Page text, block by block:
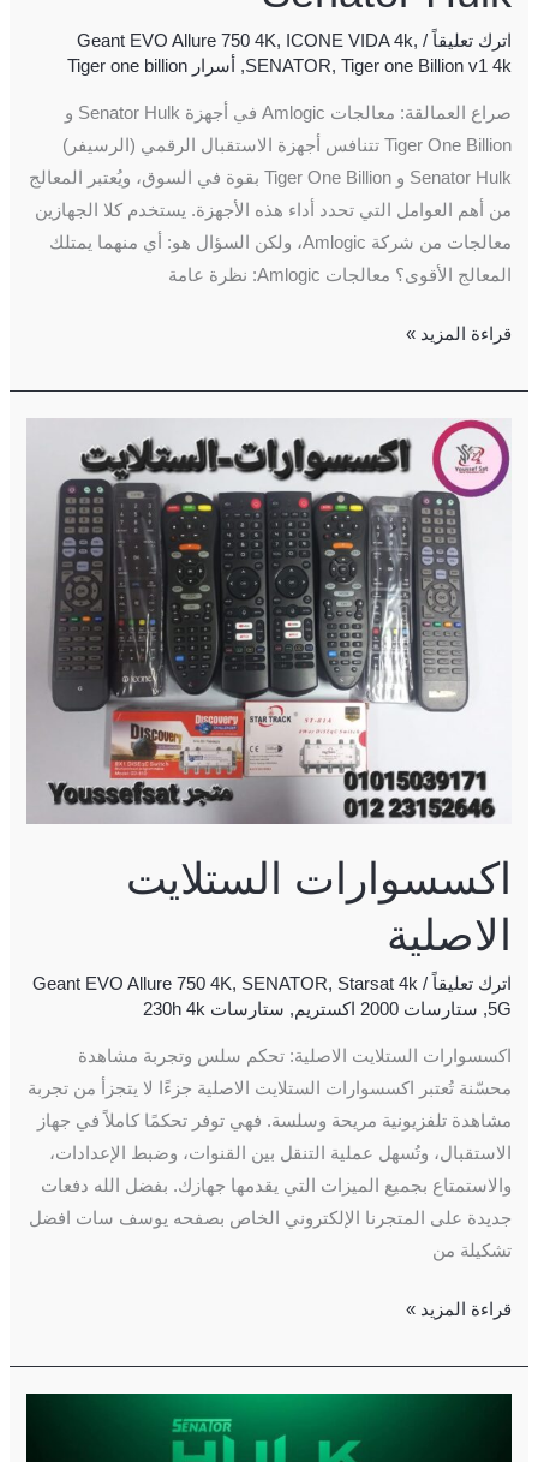
اترك تعليقاً /
Geant EVO Allure 750 4K, ICONE VIDA 4k,
SENATOR, Tiger one Billion v1 4k
, أسرار Tiger one billion
صراع العمالقة: معالجات Amlogic في أجهزة Senator Hulk و
Tiger One Billion تتنافس أجهزة الاستقبال الرقمي (الرسيفر)
Senator Hulk و Tiger One Billion بقوة في السوق، ويُعتبر المعالج
من أهم العوامل التي تحدد أداء هذه الأجهزة. يستخدم كلا الجهازين
معالجات من شركة Amlogic، ولكن السؤال هو: أي منهما يمتلك
المعالج الأقوى؟ معالجات Amlogic: نظرة عامة
قراءة المزيد »
اكسسوارات الستلايت
الاصلية
اترك تعليقاً /
Geant EVO Allure 750 4K, SENATOR, Starsat 4k
5G
, ستارسات 2000 اكستريم , ستارسات 230h 4k
اكسسوارات الستلايت الاصلية: تحكم سلس وتجربة مشاهدة
محسّنة تُعتبر اكسسوارات الستلايت الاصلية جزءًا لا يتجزأ من تجربة
مشاهدة تلفزيونية مريحة وسلسة. فهي توفر تحكمًا كاملاً في جهاز
الاستقبال، وتُسهل عملية التنقل بين القنوات، وضبط الإعدادات،
والاستمتاع بجميع الميزات التي يقدمها جهازك. بفضل الله️ دفعات
جديدة على المتجرنا الإلكتروني الخاص بصفحه يوسف سات افضل
تشكيلة من
اكسسوارات
الستلايت
الاصلية
قراءة المزيد »